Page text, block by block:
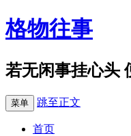
格物往事
若无闲事挂心头
菜单 跳至正文
首页